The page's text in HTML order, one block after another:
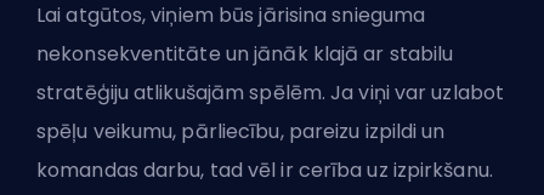
Lai atgūtos, viņiem būs jārisina snieguma
nekonsekventitāte un jānāk klajā ar stabilu
stratēģiju atlikušajām spēlēm. Ja viņi var uzlabot
spēļu veikumu, pārliecību, pareizu izpildi un
komandas darbu, tad vēl ir cerība uz izpirkšanu.